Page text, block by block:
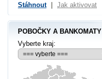
Stáhnout Jak aktivovat
POBOČKY A BANKOMATY
Vyberte kraj: